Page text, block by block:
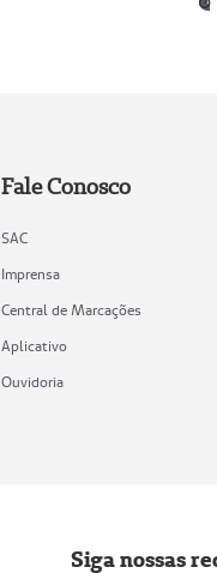
Fale Conosco
SAC
Imprensa
Central de Marcações
Aplicativo
Ouvidoria
Siga nossas